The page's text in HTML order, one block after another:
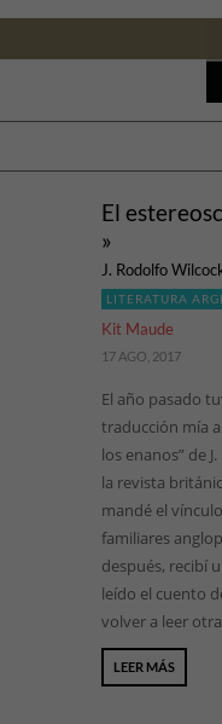
El
»
J. Rodolfo
LITERATURA
Kit Maude
17 AGO, 2017
El año pasado
traducción mía
los enanos” de
la revista
mandé el
familiares
después, recibí
leído el cuento
volver a leer otra
LEER MÁS